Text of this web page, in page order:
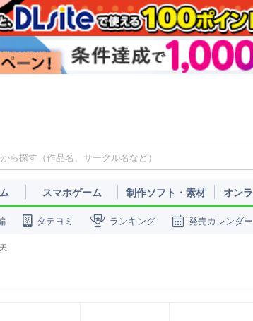
スマホゲーム 制作ソフト・素材 オン
タテヨミ ランキング 発売カレンダー